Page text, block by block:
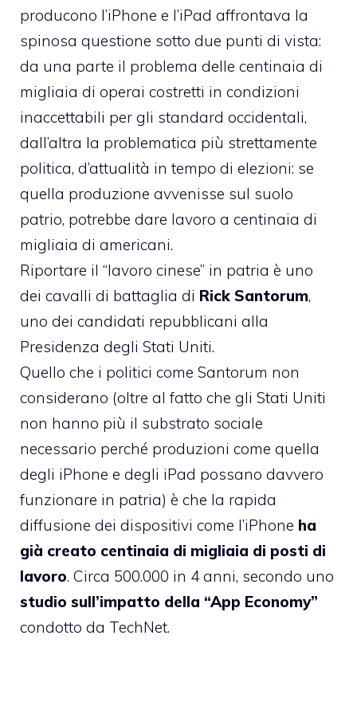
producono l’iPhone e l’iPad affrontava la
spinosa questione sotto due punti di vista:
da una parte il problema delle centinaia di
migliaia di operai costretti in condizioni
inaccettabili per gli standard occidentali,
dall’altra la problematica più strettamente
politica, d’attualità in tempo di elezioni: se
quella produzione avvenisse sul suolo
patrio, potrebbe dare lavoro a centinaia di
migliaia di americani.
Riportare il “lavoro cinese” in patria è uno
dei cavalli di battaglia di Rick Santorum,
uno dei candidati repubblicani alla
Presidenza degli Stati Uniti.
Quello che i politici come Santorum non
considerano (oltre al fatto che gli Stati Uniti
non hanno più il substrato sociale
necessario perché produzioni come quella
degli iPhone e degli iPad possano davvero
funzionare in patria) è che la rapida
diffusione dei dispositivi come l’iPhone ha
già creato centinaia di migliaia di posti di
lavoro. Circa 500.000 in 4 anni, secondo uno
studio sull’impatto della “App Economy”
condotto da TechNet.